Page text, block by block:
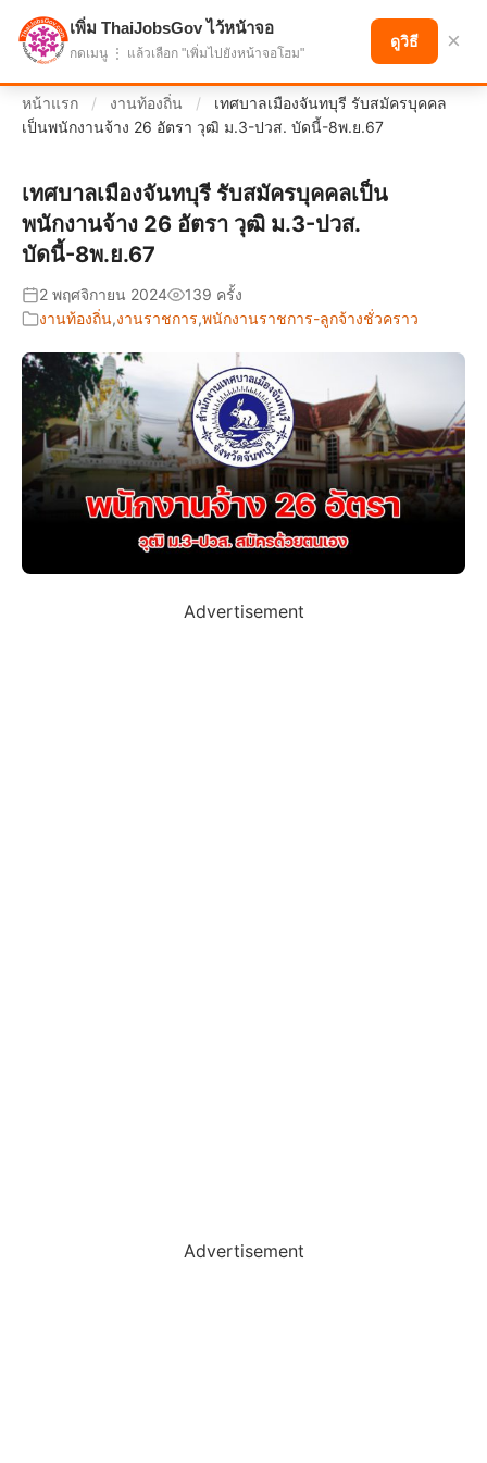
แบ่งปันโอกาส เพื่ออนาคตที่ก้าวหน้า
หน้าแรก / งานท้องถิ่น /
เทศบาลเมืองจันทบุรี รับสมัครบุคคล
เป็นพนักงานจ้าง 26 อัตรา วุฒิ ม.3-ปวส. บัดนี้-8พ.ย.67
เทศบาลเมืองจันทบุรี รับสมัครบุคคลเป็น
พนักงานจ้าง 26 อัตรา วุฒิ ม.3-ปวส.
บัดนี้-8พ.ย.67
2 พฤศจิกายน 2024
139 ครั้ง
งานท้องถิ่น,งานราชการ,พนักงานราชการ-ลูกจ้างชั่วคราว
Advertisement
Advertisement
เพิ่ม ThaiJobsGov ไว้หน้าจอ
กดเมนู ⋮ แล้วเลือก "เพิ่มไปยังหน้าจอโฮม"
ดูวิธี ×